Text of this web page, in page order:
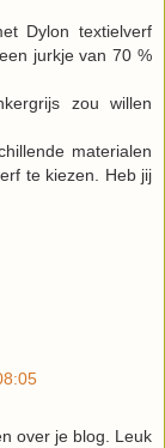
Dylon textielverf
jurkje van 70 %
zou willen
materialen
te kiezen. Heb jij
over je blog. Leuk